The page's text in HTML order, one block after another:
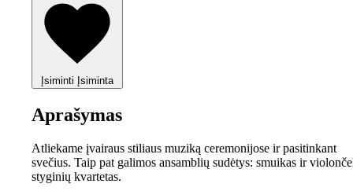
Įsiminti Įsiminta
Aprašymas
Atliekame įvairaus stiliaus muziką ceremonijose ir pasitinkant
svečius. Taip pat galimos ansamblių sudėtys: smuikas ir
styginių kvartetas.